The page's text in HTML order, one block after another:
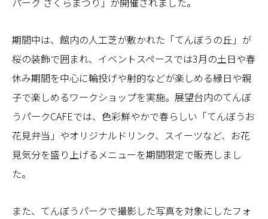
期間中は、館内の人工芝が敷かれた「てんぼうの丘」が
桜の装飾で囲まれ、イベントスペースでは3月の土日や春
休み期間を中心に輪投げや射的などが楽しめる縁日や親
子で楽しめるワークショップを実施。展望台内のてんぼ
うパークCAFEでは、色彩鮮やかで春らしい「てんぼうお
花見弁当」やオリジナルドリンク、スイーツなど、お花
見気分を盛り上げるメニューを期間限定で販売しまし
た。
また、てんぼうパークで撮影した写真を対象にしたフォ